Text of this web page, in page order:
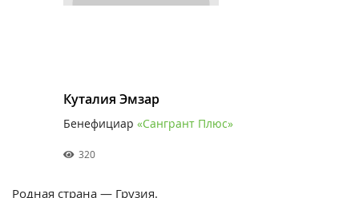
Куталия Эмзар
Бенефициар «Сангрант Плюс»
320
Родная страна — Грузия.